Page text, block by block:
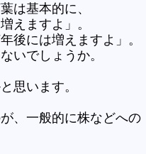
は基本的に、
えますよ」。
後には増えますよ」。
いでしょうか。
思います。
、一般的に株などへ